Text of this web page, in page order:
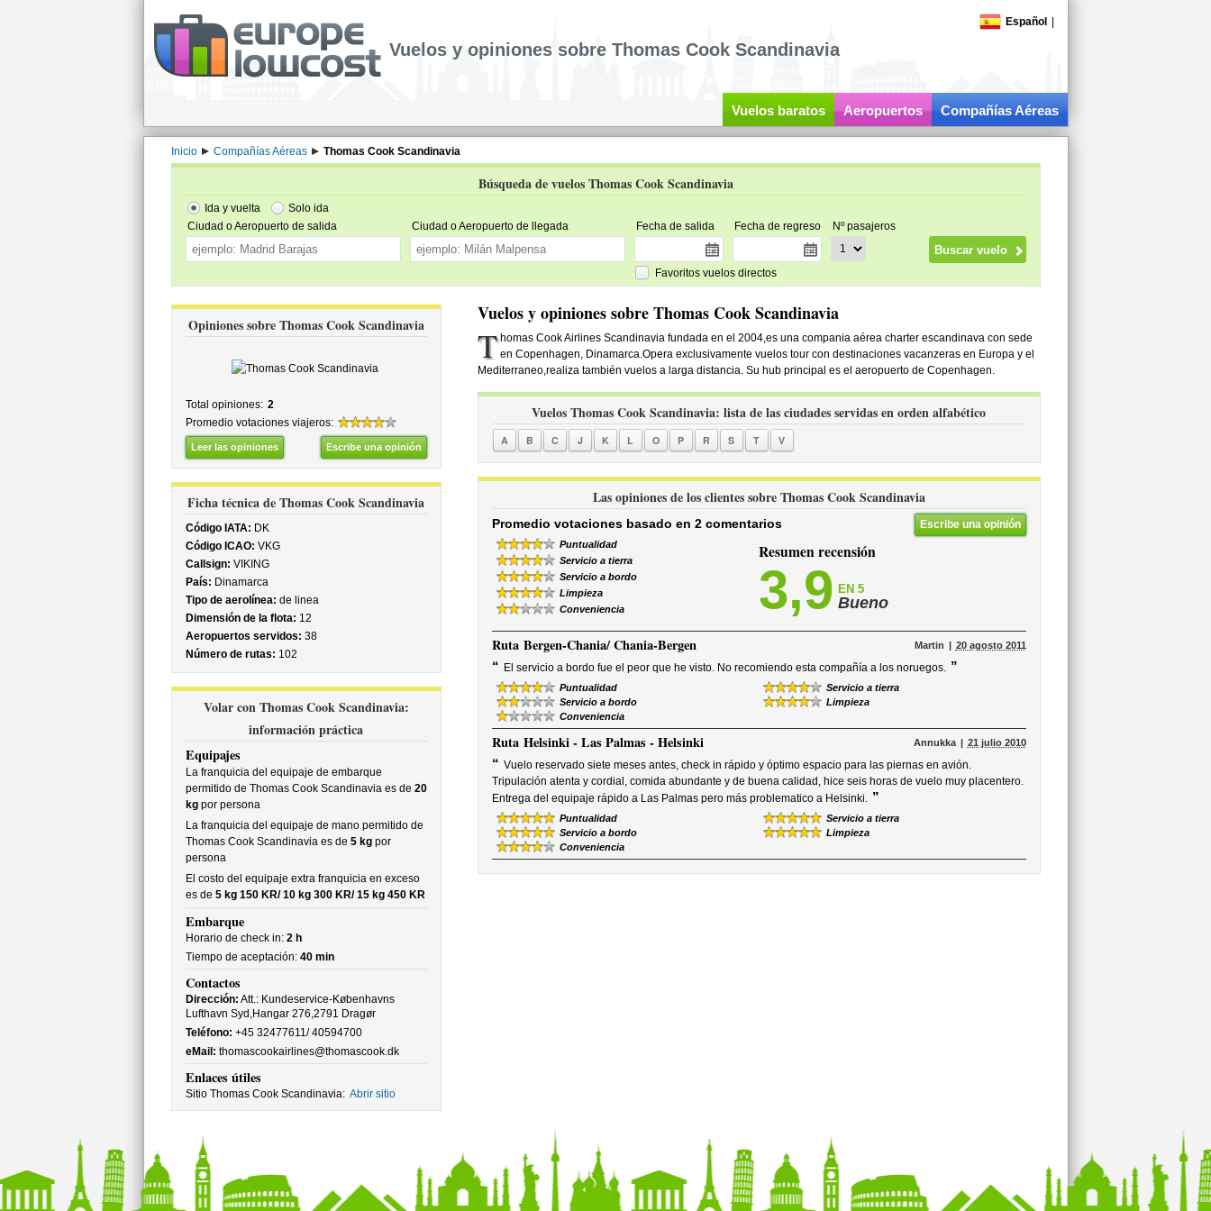
Español
Vuelos y opiniones sobre Thomas Cook Scandinavia
Vuelos baratos Aeropuertos Compañías Aéreas
Inicio Compañías Aéreas Thomas Cook Scandinavia
Búsqueda de vuelos Thomas Cook Scandinavia
Ida y vuelta
Solo ida
Ciudad o Aeropuerto de salida
Ciudad o Aeropuerto de llegada Fecha de salida Fecha de regreso Nº pasajeros
Favoritos vuelos directos
Opiniones sobre Thomas Cook Scandinavia
Total opiniones: 2
Promedio votaciones viajeros:
Leer las opiniones Escribe una opinión
Ficha técnica de Thomas Cook Scandinavia
Código IATA: DK
Código ICAO: VKG
Callsign: VIKING
País: Dinamarca
Tipo de aerolínea: de linea
Dimensión de la flota: 12
Aeropuertos servidos: 38
Número de rutas: 102
Volar con Thomas Cook Scandinavia:
información práctica
Equipajes
La franquicia del equipaje de embarque
permitido de Thomas Cook Scandinavia es de 20
kgpor persona
La franquicia del equipaje de mano permitido de
Thomas Cook Scandinavia es de 5 kgpor
persona
El costo del equipaje extra franquicia en exceso
es de 5 kg 150 KR/ 10 kg 300 KR/ 15 kg 450 KR
Embarque
Horario de check in: 2 h
Tiempo de aceptación: 40 min
Contactos
Dirección: Att.: Kundeservice-Københavns
Lufthavn Syd,Hangar 276,2791 Dragør
Teléfono: +45 32477611/ 40594700
eMail: thomascookairlines@thomascook.dk
Enlaces útiles
Sitio Thomas Cook Scandinavia: Abrir sitio
Vuelos y opiniones sobre Thomas Cook Scandinavia
T homas Cook Airlines Scandinavia fundada en el 2004,es una compania aérea charter escandinava con sede
en Copenhagen, Dinamarca.Opera exclusivamente vuelos tour con destinaciones vacanzeras en Europa y el
Mediterraneo,realiza también vuelos a larga distancia. Su hub principal es el aeropuerto de Copenhagen.
Vuelos Thomas Cook Scandinavia: lista de las ciudades servidas en orden alfabético
A B C J K L O P R S T V
Las opiniones de los clientes sobre Thomas Cook Scandinavia
Escribe una opinión
Promedio votaciones basado en 2 comentarios
Puntualidad
Servicio a tierra
Servicio a bordo
Limpieza
Conveniencia
Resumen recensión
3,9 EN 5
Bueno
Ruta Bergen-Chania/ Chania-Bergen Martin 20 agosto 2011
“ El servicio a bordo fue el peor que he visto. No recomiendo esta compañía a los noruegos. ”
Puntualidad
Servicio a tierra
Servicio a bordo
Limpieza
Conveniencia
Ruta Helsinki - Las Palmas - Helsinki Annukka 21 julio 2010
“ Vuelo reservado siete meses antes, check in rápido y óptimo espacio para las piernas en avión.
Tripulación atenta y cordial, comida abundante y de buena calidad, hice seis horas de vuelo muy placentero.
Entrega del equipaje rápido a Las Palmas pero más problematico a Helsinki. ”
Puntualidad
Servicio a tierra
Servicio a bordo
Limpieza
Conveniencia